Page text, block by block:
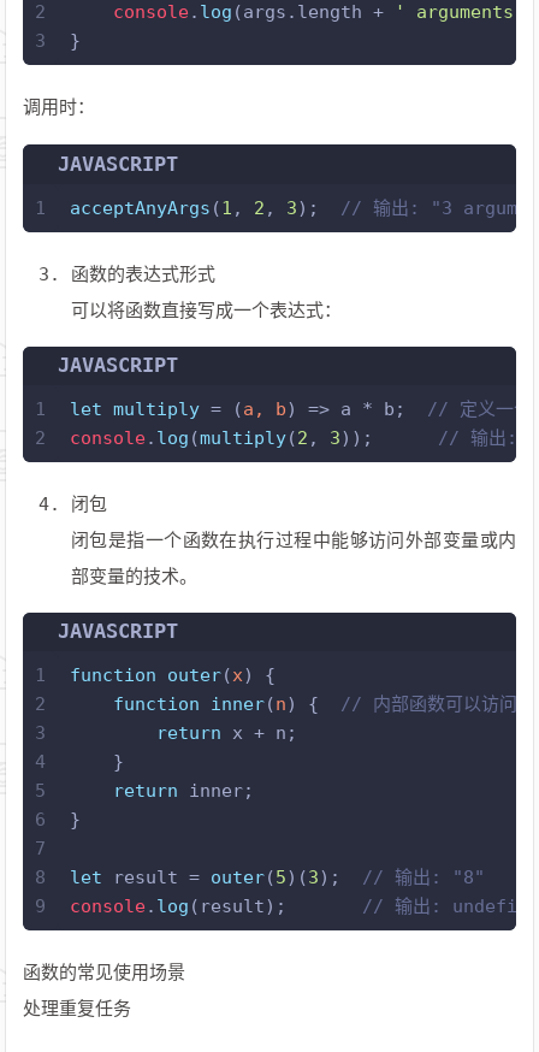
2
3
console. log (args. length +
' arguments
}
调用时：
JAVASCRIPT
1 acceptAnyArgs (1 , 2 , 3); // 输出: "3
函数的表达式形式
可以将函数直接写成一个表达式：
JAVASCRIPT
1
2
let multiply = (a, b) => a * b; // 定义一个
console. log (multiply(2 , 3)); // 输出: 6
闭包
闭包是指一个函数在执行过程中能够访问外部变量或内
部变量的技术。
JAVASCRIPT
1
2
3
4
5
6
7
8
9
function outer(x) {
function
inner(n) { // 内部函数可以访问
return x + n;
    }
return inner;
}
let result = outer(5)(3); // 输出: "8"
console. log (result); // 输出:
函数的常见使用场景
处理重复任务